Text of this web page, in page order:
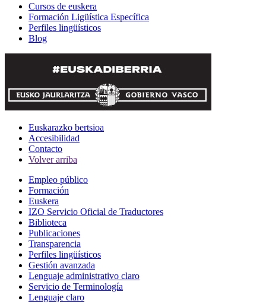
Cursos de euskera
Formación Ligüística Específica
Perfiles lingüísticos
Blog
Euskarazko bertsioa
Accesibilidad
Contacto
Volver arriba
Empleo público
Formación
Euskera
IZO Servicio Oficial de Traductores
Biblioteca
Publicaciones
Transparencia
Perfiles lingüísticos
Gestión avanzada
Lenguaje administrativo claro
Servicio de Terminología
Lenguaje claro